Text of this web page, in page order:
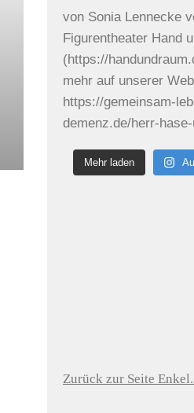
Mehr laden
Zurück zur Seite